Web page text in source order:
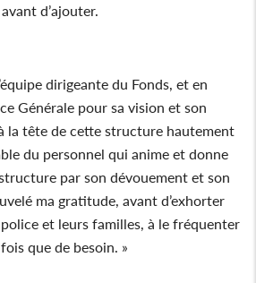
d’ajouter.
dirigeante du Fonds, et en
Générale pour sa vision et son
la tête de cette structure hautement
du personnel qui anime et donne
par son dévouement et son
ma gratitude, avant d’exhorter
et leurs familles, à le fréquenter
que de besoin. »